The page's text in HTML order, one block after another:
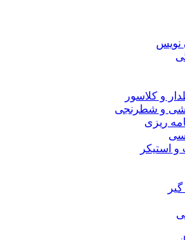
نویس
و کلاسور
و شطرنجی
ریزی
و استیکر